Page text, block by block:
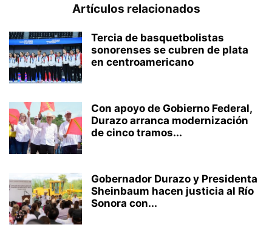
Artículos relacionados
Tercia de basquetbolistas
sonorenses se cubren de plata
en centroamericano
Con apoyo de Gobierno Federal,
Durazo arranca modernización
de cinco tramos...
Gobernador Durazo y Presidenta
Sheinbaum hacen justicia al Río
Sonora con...